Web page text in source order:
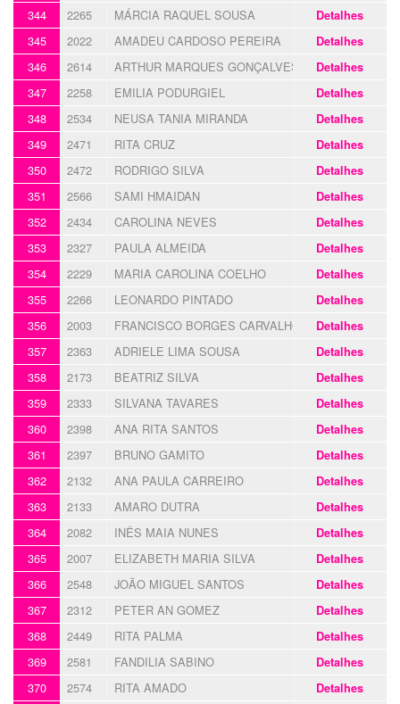
344 2265 MÁRCIA RAQUEL SOUSA Detalhes
345 2022 AMADEU CARDOSO PEREIRA Detalhes
346 2614 ARTHUR MARQUES GONÇALVES Detalhes
347 2258 EMILIA PODURGIEL Detalhes
348 2534 NEUSA TANIA MIRANDA Detalhes
349 2471 RITA CRUZ Detalhes
350 2472 RODRIGO SILVA Detalhes
351 2566 SAMI HMAIDAN Detalhes
352 2434 CAROLINA NEVES Detalhes
353 2327 PAULA ALMEIDA Detalhes
354 2229 MARIA CAROLINA COELHO Detalhes
355 2266 LEONARDO PINTADO Detalhes
356 2003 FRANCISCO BORGES CARVALHO Detalhes
357 2363 ADRIELE LIMA SOUSA Detalhes
358 2173 BEATRIZ SILVA Detalhes
359 2333 SILVANA TAVARES Detalhes
360 2398 ANA RITA SANTOS Detalhes
361 2397 BRUNO GAMITO Detalhes
362 2132 ANA PAULA CARREIRO Detalhes
363 2133 AMARO DUTRA Detalhes
364 2082 INÊS MAIA NUNES Detalhes
365 2007 ELIZABETH MARIA SILVA Detalhes
366 2548 JOÃO MIGUEL SANTOS Detalhes
367 2312 PETER AN GOMEZ Detalhes
368 2449 RITA PALMA Detalhes
369 2581 FANDILIA SABINO Detalhes
370 2574 RITA AMADO Detalhes